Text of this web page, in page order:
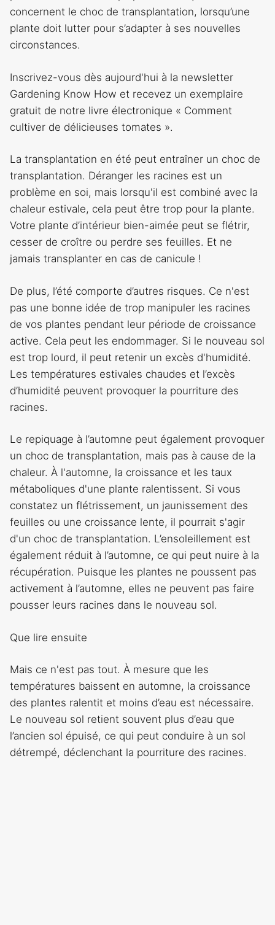
concernent le choc de transplantation, lorsqu’une
plante doit lutter pour s’adapter à ses nouvelles
circonstances.
Inscrivez-vous dès aujourd'hui à la newsletter
Gardening Know How et recevez un exemplaire
gratuit de notre livre électronique « Comment
cultiver de délicieuses tomates ».
La transplantation en été peut entraîner un choc de
transplantation. Déranger les racines est un
problème en soi, mais lorsqu'il est combiné avec la
chaleur estivale, cela peut être trop pour la plante.
Votre plante d’intérieur bien-aimée peut se flétrir,
cesser de croître ou perdre ses feuilles. Et ne
jamais transplanter en cas de canicule !
De plus, l’été comporte d’autres risques. Ce n'est
pas une bonne idée de trop manipuler les racines
de vos plantes pendant leur période de croissance
active. Cela peut les endommager. Si le nouveau sol
est trop lourd, il peut retenir un excès d'humidité.
Les températures estivales chaudes et l’excès
d’humidité peuvent provoquer la pourriture des
racines.
Le repiquage à l’automne peut également provoquer
un choc de transplantation, mais pas à cause de la
chaleur. À l'automne, la croissance et les taux
métaboliques d'une plante ralentissent. Si vous
constatez un flétrissement, un jaunissement des
feuilles ou une croissance lente, il pourrait s'agir
d'un choc de transplantation. L’ensoleillement est
également réduit à l’automne, ce qui peut nuire à la
récupération. Puisque les plantes ne poussent pas
activement à l’automne, elles ne peuvent pas faire
pousser leurs racines dans le nouveau sol.
Que lire ensuite
Mais ce n'est pas tout. À mesure que les
températures baissent en automne, la croissance
des plantes ralentit et moins d’eau est nécessaire.
Le nouveau sol retient souvent plus d’eau que
l’ancien sol épuisé, ce qui peut conduire à un sol
détrempé, déclenchant la pourriture des racines.